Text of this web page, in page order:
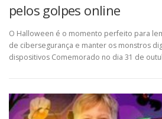
pelos golpes online
O Halloween é o momento perfeito para
de cibersegurança e manter os monstros
dispositivos Comemorado no dia 31 de